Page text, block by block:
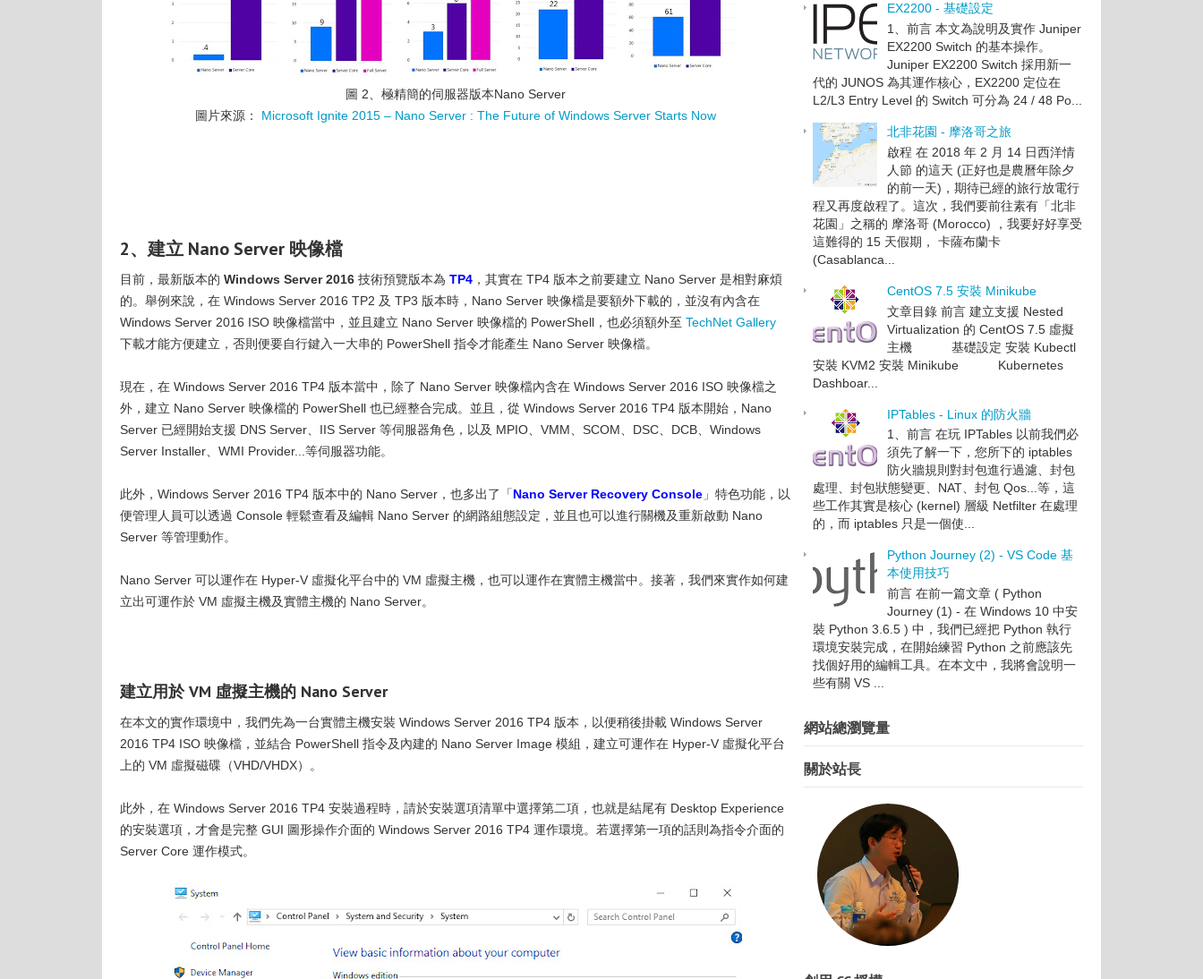
圖 2、極精簡的伺服器版本Nano Server
圖片來源： Microsoft Ignite 2015 – Nano Server : The Future of Windows Server Starts Now
2、建立 Nano Server 映像檔
目前，最新版本的 Windows Server 2016 技術預覽版本為 TP4 ，其實在 TP4 版本之前要建立 Nano Server 是相對麻煩
的。舉例來說，在 Windows Server 2016 TP2 及 TP3 版本時，Nano Server 映像檔是要額外下載的，並沒有內含在
Windows Server 2016 ISO 映像檔當中，並且建立 Nano Server 映像檔的 PowerShell，也必須額外至 TechNet Gallery
下載才能方便建立，否則便要自行鍵入一大串的 PowerShell 指令才能產生 Nano Server 映像檔。
現在，在 Windows Server 2016 TP4 版本當中，除了 Nano Server 映像檔內含在 Windows Server 2016 ISO 映像檔之
外，建立 Nano Server 映像檔的 PowerShell 也已經整合完成。並且，從 Windows Server 2016 TP4 版本開始，Nano
Server 已經開始支援 DNS Server、IIS Server 等伺服器角色，以及 MPIO、VMM、SCOM、DSC、DCB、Windows
Server Installer、WMI Provider...等伺服器功能。
此外，Windows Server 2016 TP4 版本中的 Nano Server，也多出了「Nano Server Recovery Console 」特色功能，以
便管理人員可以透過 Console 輕鬆查看及編輯 Nano Server 的網路組態設定，並且也可以進行關機及重新啟動 Nano
Server 等管理動作。
Nano Server 可以運作在 Hyper-V 虛擬化平台中的 VM 虛擬主機，也可以運作在實體主機當中。接著，我們來實作如何建
立出可運作於 VM 虛擬主機及實體主機的 Nano Server。
建立用於 VM 虛擬主機的 Nano Server
在本文的實作環境中，我們先為一台實體主機安裝 Windows Server 2016 TP4 版本，以便稍後掛載 Windows Server
2016 TP4 ISO 映像檔，並結合 PowerShell 指令及內建的 Nano Server Image 模組，建立可運作在 Hyper-V 虛擬化平台
上的 VM 虛擬磁碟（VHD/VHDX）。
此外，在 Windows Server 2016 TP4 安裝過程時，請於安裝選項清單中選擇第二項，也就是結尾有 Desktop Experience
的安裝選項，才會是完整 GUI 圖形操作介面的 Windows Server 2016 TP4 運作環境。若選擇第一項的話則為指令介面的
Server Core 運作模式。
EX2200 - 基礎設定
1、前言 本文為說明及實作 Juniper
EX2200 Switch 的基本操作。
Juniper EX2200 Switch 採用新一
代的 JUNOS 為其運作核心，EX2200 定位在
L2/L3 Entry Level 的 Switch 可分為 24 / 48 Po...
北非花園 - 摩洛哥之旅
啟程 在 2018 年 2 月 14 日西洋情
人節 的這天 (正好也是農曆年除夕
的前一天)，期待已經的旅行放電行
程又再度啟程了。這次，我們要前往素有「北非
花園」之稱的 摩洛哥 (Morocco) ，我要好好享受
這難得的 15 天假期， 卡薩布蘭卡
(Casablanca...
CentOS 7.5 安裝 Minikube
文章目錄 前言 建立支援 Nested
Virtualization 的 CentOS 7.5 虛擬
主機 基礎設定 安裝 Kubectl
安裝 KVM2 安裝 Minikube Kubernetes
Dashboar...
IPTables - Linux 的防火牆
1、前言 在玩 IPTables 以前我們必
須先了解一下，您所下的 iptables
防火牆規則對封包進行過濾、封包
處理、封包狀態變更、NAT、封包 Qos...等，這
些工作其實是核心 (kernel) 層級 Netfilter 在處理
的，而 iptables 只是一個使...
Python Journey (2) - VS Code 基
本使用技巧
前言 在前一篇文章 ( Python
Journey (1) - 在 Windows 10 中安
裝 Python 3.6.5 ) 中，我們已經把 Python 執行
環境安裝完成，在開始練習 Python 之前應該先
找個好用的編輯工具。在本文中，我將會說明一
些有關 VS ...
網站總瀏覽量
關於站長